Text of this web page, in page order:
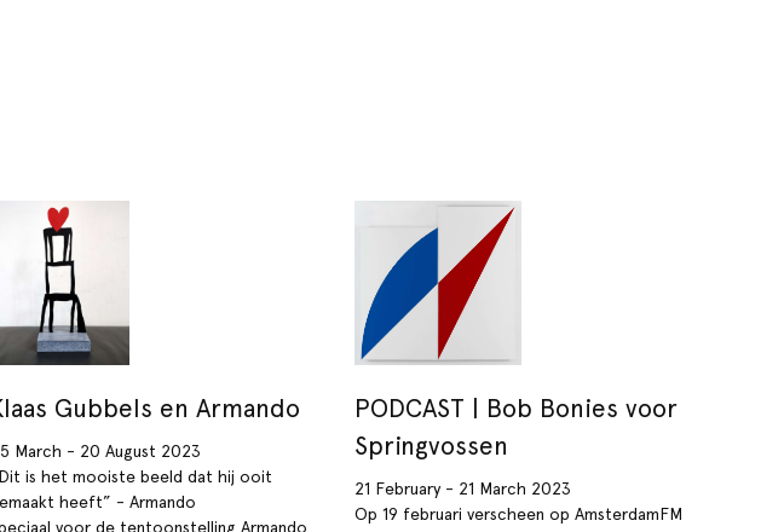
Gubbels en Armando
March - 20 August 2023
is het mooiste beeld dat hij ooit
heeft” - Armando
voor de tentoonstelling Armando
PODCAST | Bob Bonies voor
Springvossen
21 February - 21 March 2023
Op 19 februari verscheen op AmsterdamFM